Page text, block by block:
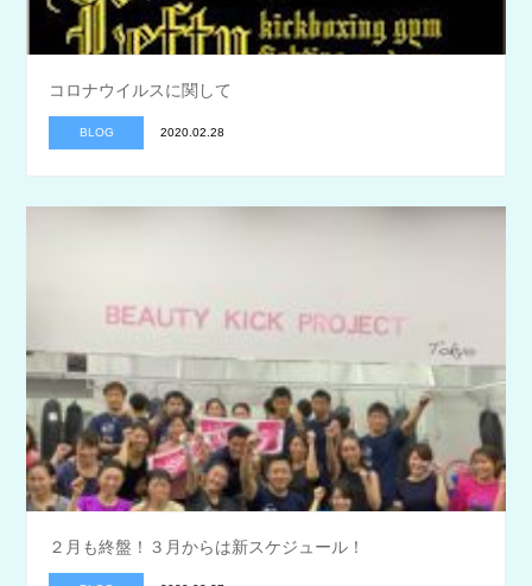
コロナウイルスに関して
BLOG 2020.02.28
２月も終盤！３月からは新スケジュール！